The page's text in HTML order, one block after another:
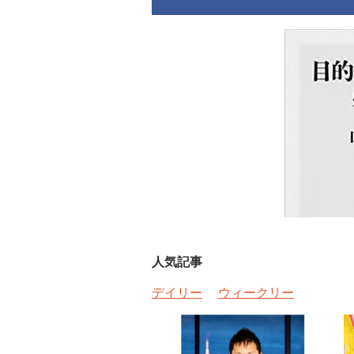
人気記事
デイリー
ウィークリー